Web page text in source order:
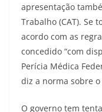
apresentação
Trabalho (CAT). Se
acordo com as
concedido “com
Perícia Médica
diz a norma sobre
O governo tem